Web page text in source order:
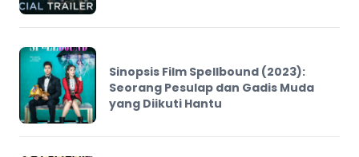
Sinopsis Film Spellbound (2023):
Seorang Pesulap dan Gadis Muda
yang Diikuti Hantu